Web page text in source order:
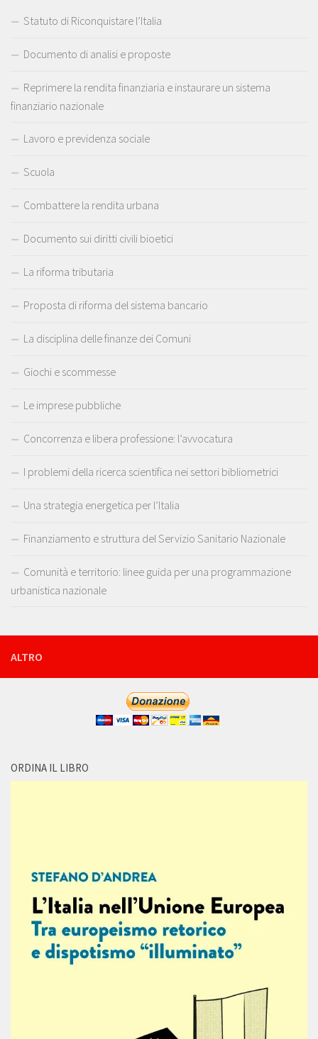
Statuto di Riconquistare l’Italia
Documento di analisi e proposte
Reprimere la rendita finanziaria e instaurare un sistema
finanziario nazionale
Lavoro e previdenza sociale
Scuola
Combattere la rendita urbana
Documento sui diritti civili bioetici
La riforma tributaria
Proposta di riforma del sistema bancario
La disciplina delle finanze dei Comuni
Giochi e scommesse
Le imprese pubbliche
Concorrenza e libera professione: l’avvocatura
I problemi della ricerca scientifica nei settori bibliometrici
Una strategia energetica per l’Italia
Finanziamento e struttura del Servizio Sanitario Nazionale
Comunità e territorio: linee guida per una programmazione
urbanistica nazionale
ALTRO
ORDINA IL LIBRO